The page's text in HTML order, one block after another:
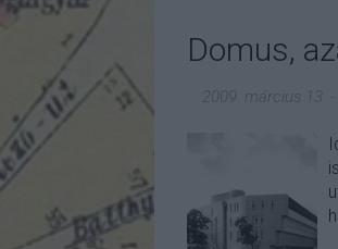
Domus,
2009. március 13.